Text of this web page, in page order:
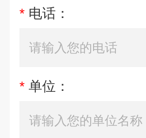
* 电话：
* 单位：